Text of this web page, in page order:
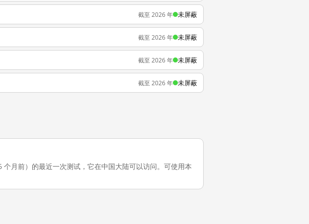
截至 2026 年 未屏蔽
截至 2026 年 未屏蔽
截至 2026 年 未屏蔽
截至 2026 年 未屏蔽
月前）的最近一次测试，它在中国大陆可以访问。可使用本